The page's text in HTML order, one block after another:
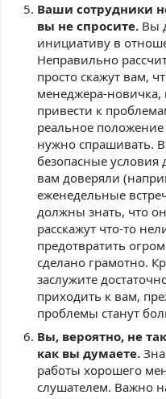
Ваши сотрудники
вы не спросите. Вы
инициативу в
Неправильно
просто скажут вам,
менеджера-новичка,
привести к
реальное
нужно спрашивать.
безопасные условия
вам доверяли
еженедельные
должны знать, что
расскажут что-то
предотвратить
сделано грамотно.
заслужите
приходить к вам,
проблемы станут
Вы, вероятно, не
как вы думаете.
работы хорошего
слушателем. Важно